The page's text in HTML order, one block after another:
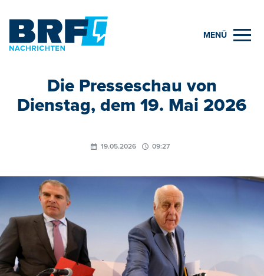
MENÜ
Die Presseschau von
Dienstag, dem 19. Mai 2026
19.05.2026 09:27